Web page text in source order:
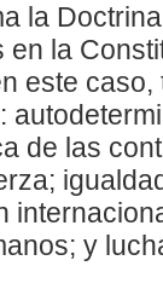
la
la
este
de las
y